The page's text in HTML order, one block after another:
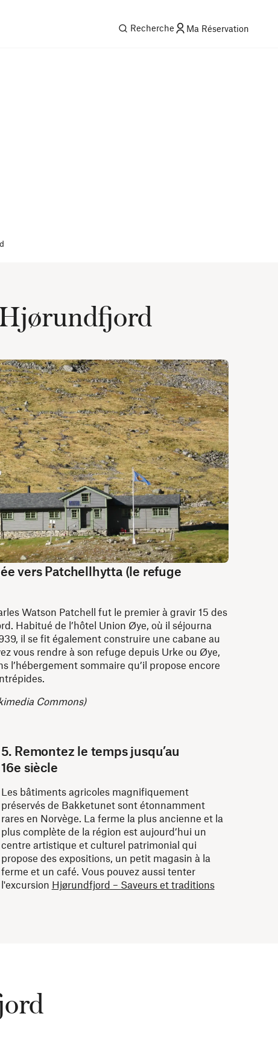
Recherche Ma Réservation
Hjørundfjord
vers Patchellhytta (le refuge
Watson Patchell fut le premier à gravir 15 des
Habitué de l’hôtel Union Øye, où il séjourna
il se fit également construire une cabane au
vous rendre à son refuge depuis Urke ou Øye,
l’hébergement sommaire qu’il propose encore
Commons)
5. Remontez le temps jusqu’au
16e siècle
Les bâtiments agricoles magnifiquement
préservés de Bakketunet sont étonnamment
rares en Norvège. La ferme la plus ancienne et la
plus complète de la région est aujourd’hui un
centre artistique et culturel patrimonial qui
propose des expositions, un petit magasin à la
ferme et un café. Vous pouvez aussi tenter
l'excursion Hjørundfjord – Saveurs et traditions